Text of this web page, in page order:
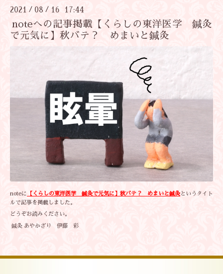
2021 / 08 / 16 17:44
noteへの記事掲載【くらしの東洋医学 鍼灸
で元気に】秋バテ？ めまいと鍼灸
noteに 【くらしの東洋医学 鍼灸で元気に】秋バテ？ めまいと鍼灸というタイト
ルで記事を掲載しました。
どうぞお読みください。
鍼灸 あやかざり 伊藤 彩